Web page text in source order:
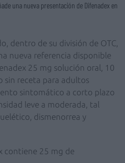
una nueva presentación de Difenadex en
dentro de su división de OTC,
nueva referencia disponible
25 mg solución oral, 10
sin receta para adultos
sintomático a corto plazo
leve a moderada, tal
dismenorrea y
contiene 25 mg de